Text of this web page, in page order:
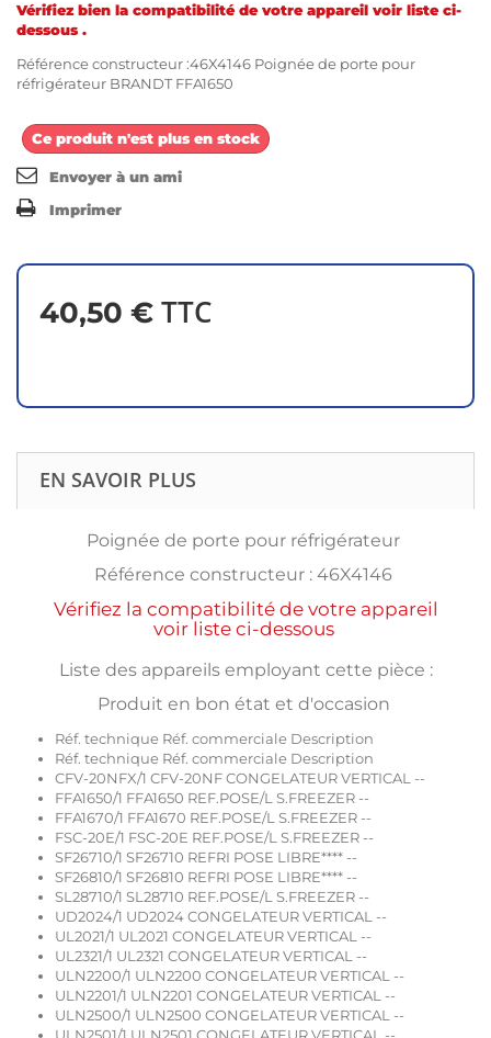
Vérifiez bien la compatibilité de votre appareil voir liste ci-
dessous .
Référence constructeur :46X4146 Poignée de porte pour
réfrigérateur BRANDT FFA1650
Ce produit n'est plus en stock
Envoyer à un ami
Imprimer
40,50 € TTC
EN SAVOIR PLUS
Poignée de porte pour réfrigérateur
Référence constructeur : 46X4146
Vérifiez la compatibilité de votre appareil
voir liste ci-dessous
Liste des appareils employant cette pièce :
Produit en bon état et d'occasion
Réf. technique Réf. commerciale Description
Réf. technique Réf. commerciale Description
CFV-20NFX/1 CFV-20NF CONGELATEUR VERTICAL --
FFA1650/1 FFA1650 REF.POSE/L S.FREEZER --
FFA1670/1 FFA1670 REF.POSE/L S.FREEZER --
FSC-20E/1 FSC-20E REF.POSE/L S.FREEZER --
SF26710/1 SF26710 REFRI POSE LIBRE**** --
SF26810/1 SF26810 REFRI POSE LIBRE**** --
SL28710/1 SL28710 REF.POSE/L S.FREEZER --
UD2024/1 UD2024 CONGELATEUR VERTICAL --
UL2021/1 UL2021 CONGELATEUR VERTICAL --
UL2321/1 UL2321 CONGELATEUR VERTICAL --
ULN2200/1 ULN2200 CONGELATEUR VERTICAL --
ULN2201/1 ULN2201 CONGELATEUR VERTICAL --
ULN2500/1 ULN2500 CONGELATEUR VERTICAL --